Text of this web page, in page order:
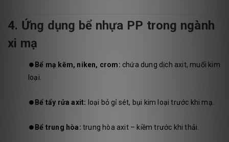
4. Ứng dụng bể nhựa PP trong ngành
xi mạ
⏺️ Bể mạ kẽm, niken, crom: chứa dung dịch axit, muối kim
loại.
⏺️ Bể tẩy rửa axit: loại bỏ gỉ sét, bụi kim loại trước khi mạ.
⏺️ Bể trung hòa: trung hòa axit – kiềm trước khi thải.